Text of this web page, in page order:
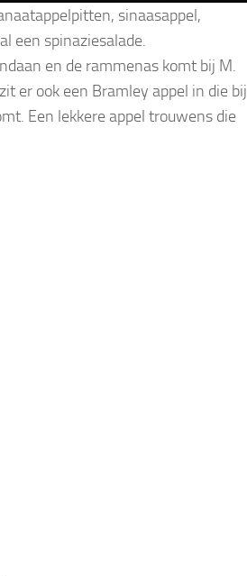
sinaasappel,
een spinaziesalade.
en de rammenas komt bij M.
er ook een Bramley appel in die bij
Een lekkere appel trouwens die